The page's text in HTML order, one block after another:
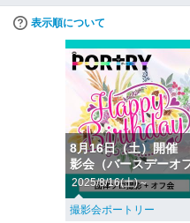
表示順について
8月16日（土）開
影会（バースデーオ
2025/8/16(土)～
撮影会ポートリー